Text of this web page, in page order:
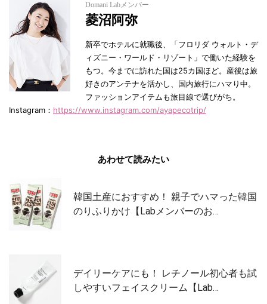
Domani Labメンバー
菱沼阿弥
新卒でホテルに就職後、「フロリダ ウォルト・デ
ィズニー・ワールド・リゾート」で働いた経験を
もつ。今までに訪れた国は25カ国ほど。産後は旅
好きのアンテナを活かし、国内旅行にハマり中。
ファッションアイテムも旅目線で選びがち。
Instagram： https://www.instagram.com/ayapecotrip/
あわせて読みたい
韓国土産におすすめ！ 親子でハマった韓国
のりふりかけ【Labメンバーのお…
デイリーケアにも！ レチノール初心者も試
しやすいフェイスクリーム【Lab…